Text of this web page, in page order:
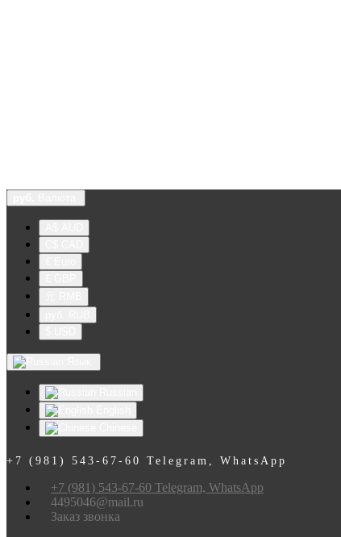
+7 (981) 543-67-60 Telegram, WhatsApp
+7 (981) 543-67-60 Telegram, WhatsApp
4495046@mail.ru
Заказ звонка